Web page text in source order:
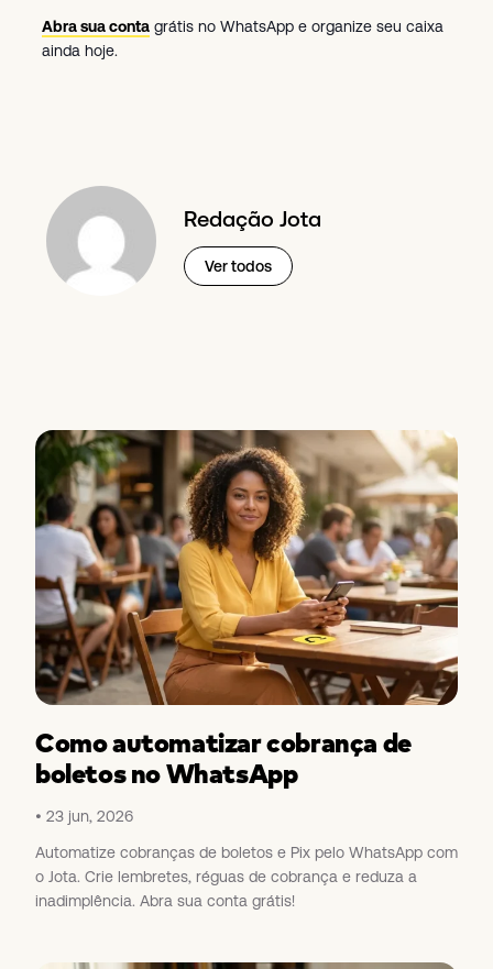
Abra sua conta grátis no WhatsApp e organize seu caixa
ainda hoje.
Redação Jota
Ver todos
Como automatizar cobrança de
boletos no WhatsApp
23 jun, 2026
Automatize cobranças de boletos e Pix pelo WhatsApp com
o Jota. Crie lembretes, réguas de cobrança e reduza a
inadimplência. Abra sua conta grátis!